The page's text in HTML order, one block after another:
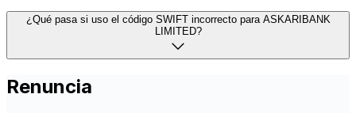
¿Qué pasa si uso el código SWIFT incorrecto para ASKARIBANK
LIMITED?
Renuncia